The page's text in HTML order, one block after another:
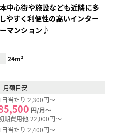
中心街や施設なども近隣に多
やすく利便性の高いインター
マンション♪
24m²
月額目安
日当たり 2,300円～
円/月～
期費用他 22,000円～
日当たり 2,400円～